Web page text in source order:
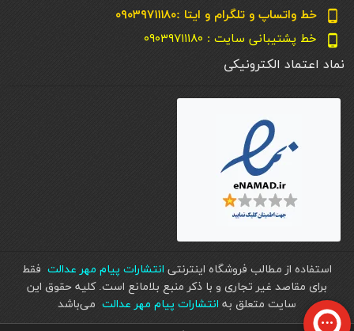
phone_android خط واتساپ و تلگرام و ایتا :۰۹۰۳۹۷۱۱۱۸۰
phone_android خط پشتیبانی سایت : ۰۹۰۳۹۷۱۱۱۸۰
نماد اعتماد الکترونیکی
استفاده از مطالب فروشگاه اینترنتی انتشارات پیام مهر عدالت فقط
برای مقاصد غیر تجاری و با ذکر منبع بلامانع است. کليه حقوق اين
سايت متعلق به انتشارات پیام مهر عدالت می‌باشد